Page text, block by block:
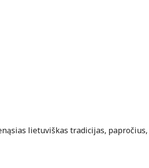
lietuviškas tradicijas,